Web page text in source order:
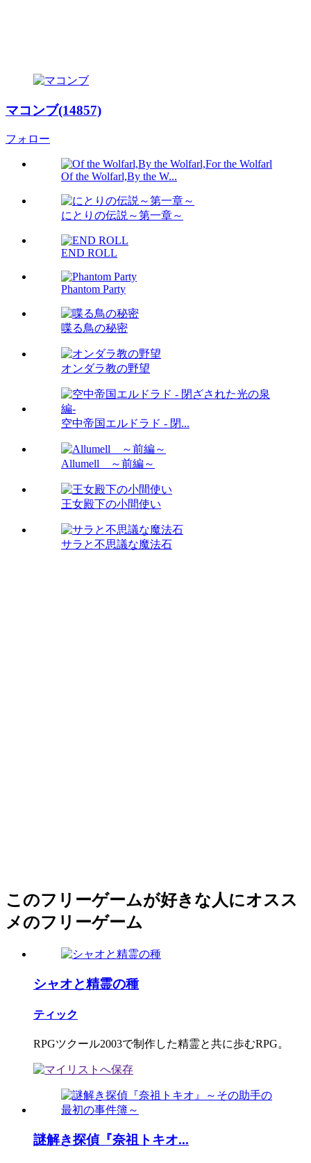
マコンブ(14857)
フォロー
Of the Wolfarl,By the W...
にとりの伝説～第一章～
END ROLL
Phantom Party
喋る鳥の秘密
オンダラ教の野望
空中帝国エルドラド - 閉...
Allumell ～前編～
王女殿下の小間使い
サラと不思議な魔法石
このフリーゲームが好きな人にオスス
メのフリーゲーム
シャオと精霊の種
ティック
RPGツクール2003で制作した精霊と共に歩むRPG。
謎解き探偵『奈祖トキオ...